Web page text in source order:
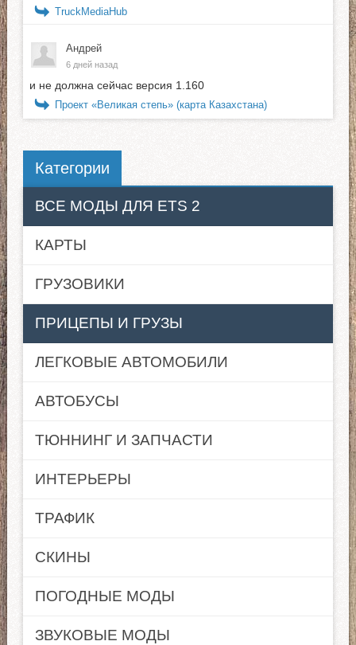
TruckMediaHub
Андрей
6 дней назад
и не должна сейчас версия 1.160
Проект «Великая степь» (карта Казахстана)
Категории
ВСЕ МОДЫ ДЛЯ ETS 2
КАРТЫ
ГРУЗОВИКИ
ПРИЦЕПЫ И ГРУЗЫ
ЛЕГКОВЫЕ АВТОМОБИЛИ
АВТОБУСЫ
ТЮННИНГ И ЗАПЧАСТИ
ИНТЕРЬЕРЫ
ТРАФИК
СКИНЫ
ПОГОДНЫЕ МОДЫ
ЗВУКОВЫЕ МОДЫ